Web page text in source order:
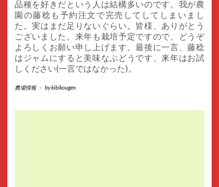
品種を好きだという人は結構多いのです。我が農
園の藤稔も予約注文で完売してしてしまいまし
た。実はまだ足りないぐらい。皆様、ありがとう
ございました。来年も栽培予定ですので、どうぞ
よろしくお願い申し上げます。最後に一言、藤稔
はジャムにすると美味なぶどうです、来年はお試
しください(一言ではなかった)。
農場情報 - bykibikougen